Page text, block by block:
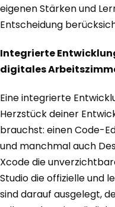
eigenen Stärken und
Entscheidung
Integrierte
digitales
Eine integrierte
Herzstück deiner
brauchst: einen Code-
und manchmal auch
Xcode die
Studio die offizielle und
sind darauf ausgelegt,